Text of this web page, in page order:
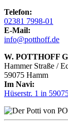
Telefon:
02381 7998-01
E-Mail:
info@potthoff.de
W. POTTHOFF
Hammer Straße /
59075 Hamm
Im Navi:
Hüserstr. 1 in